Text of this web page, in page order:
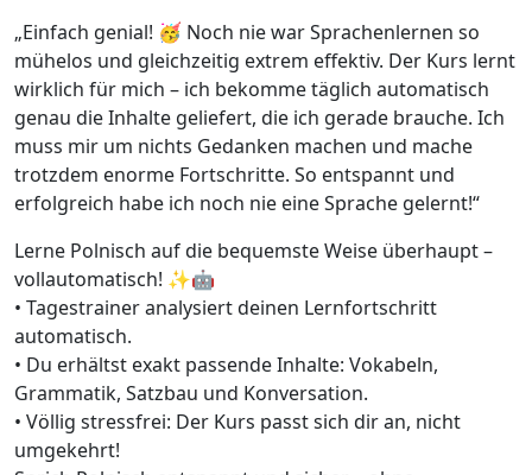
„Einfach genial! 🥳 Noch nie war Sprachenlernen so
mühelos und gleichzeitig extrem effektiv. Der Kurs lernt
wirklich für mich – ich bekomme täglich automatisch
genau die Inhalte geliefert, die ich gerade brauche. Ich
muss mir um nichts Gedanken machen und mache
trotzdem enorme Fortschritte. So entspannt und
erfolgreich habe ich noch nie eine Sprache gelernt!“
Lerne Polnisch auf die bequemste Weise überhaupt –
vollautomatisch! ✨🤖
• Tagestrainer analysiert deinen Lernfortschritt
automatisch.
• Du erhältst exakt passende Inhalte: Vokabeln,
Grammatik, Satzbau und Konversation.
• Völlig stressfrei: Der Kurs passt sich dir an, nicht
umgekehrt!